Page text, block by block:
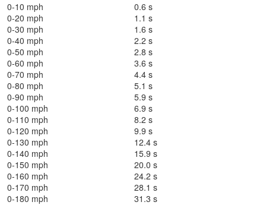
0-10 mph
0.6 s
0-20 mph
1.1 s
0-30 mph
1.6 s
0-40 mph
2.2 s
0-50 mph
2.8 s
0-60 mph
3.6 s
0-70 mph
4.4 s
0-80 mph
5.1 s
0-90 mph
5.9 s
0-100 mph
6.9 s
0-110 mph
8.2 s
0-120 mph
9.9 s
0-130 mph
12.4 s
0-140 mph
15.9 s
0-150 mph
20.0 s
0-160 mph
24.2 s
0-170 mph
28.1 s
0-180 mph
31.3 s